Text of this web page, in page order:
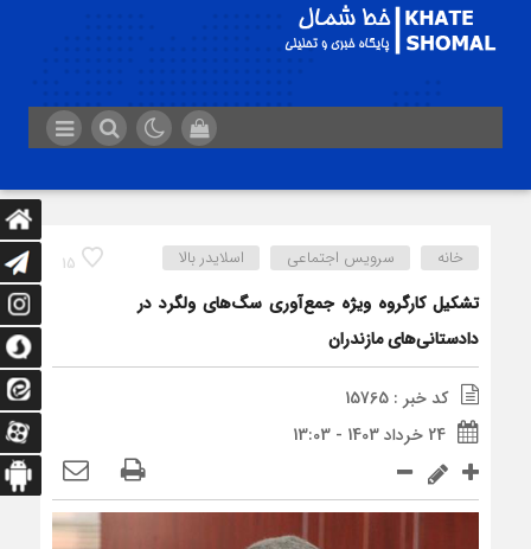
15 خانه سرویس اجتماعی اسلایدر بالا
تشکیل کارگروه ویژه جمع‌آوری سگ‌های ولگرد در
دادستانی‌های مازندران
کد خبر : 15765
24 خرداد 1403 - 13:03